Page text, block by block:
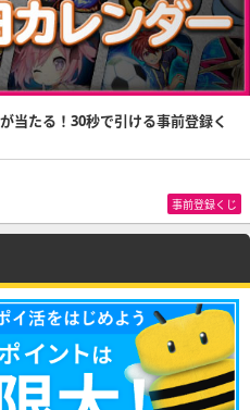
当たる！30秒で引ける事前登録く
事前登録くじ